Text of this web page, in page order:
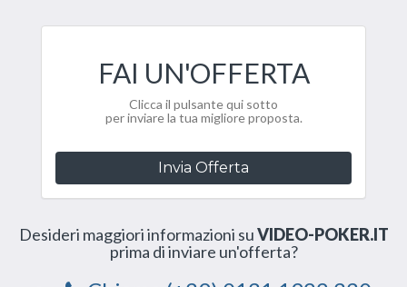
FAI UN'OFFERTA
Clicca il pulsante qui sotto
per inviare la tua migliore proposta.
Invia Offerta
Desideri maggiori informazioni suVIDEO-POKER.IT
prima di inviare un'offerta?